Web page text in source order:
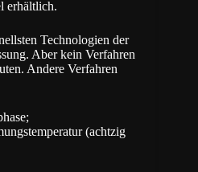
erhältlich.
Technologien der
Aber kein Verfahren
Andere Verfahren
(achtzig